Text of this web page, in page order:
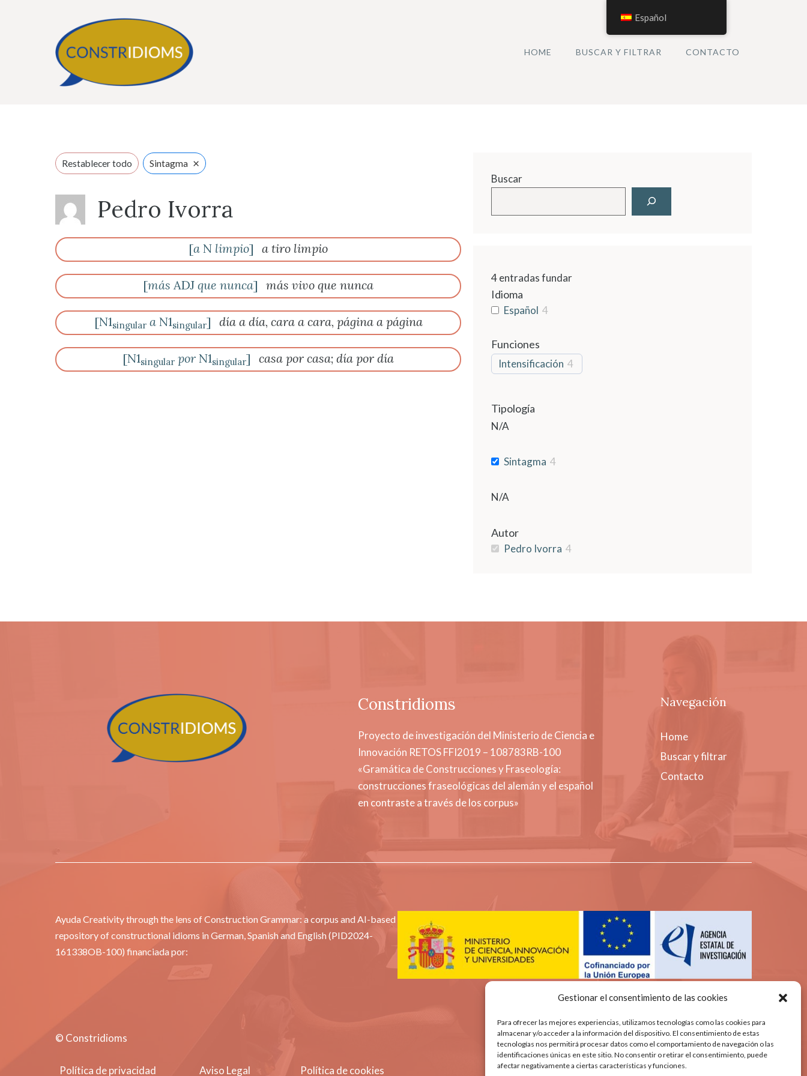
Gestionar el consentimiento de las cookies
Para ofrecer las mejores experiencias, utilizamos tecnologías como las cookies para
almacenar y/o acceder a la información del dispositivo. El consentimiento de estas
tecnologías nos permitirá procesar datos como el comportamiento de navegación o las
identificaciones únicas en este sitio. No consentir o retirar el consentimiento, puede
afectar negativamente a ciertas características y funciones.
HOME BUSCAR Y FILTRAR CONTACTO
Restablecer todo Sintagma ×
Pedro Ivorra
[a N limpio] a tiro limpio
[más ADJ que nunca] más vivo que nunca
[N1singular aN1singular] día a día, cara a cara, página a página
[N1singular por N1singular] casa por casa; día por día
Buscar
4entradas fundar
Idioma
Español 4
Funciones
Intensificación 4
Tipología
N/A
Sintagma 4
N/A
Autor
Pedro Ivorra 4
Constridioms
Proyecto de investigación del Ministerio de Ciencia e
Innovación RETOS FFI2019 – 108783RB-100
«Gramática de Construcciones y Fraseología:
construcciones fraseológicas del alemán y el español
en contraste a través de los corpus»
Navegación
Home
Buscar y filtrar
Contacto
Ayuda Creativity through the lens of Construction Grammar: a corpus and AI-based
repository of constructional idioms in German, Spanish and English (PID2024-
161338OB-100) financiada por:
© Constridioms
Política de privacidad Aviso Legal Política de cookies
Español